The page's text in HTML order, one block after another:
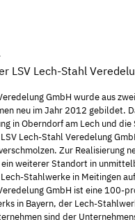
LSV Lech-Stahl
GmbH wurde aus
neu im Jahr 2012 gebildet.
in Oberndorf am Lech und
Lech-Stahl Veredelung
Zur Realisierung
weiterer Standort in
Stahlwerke in Meitingen
GmbH ist eine 100-
in Bayern, der Lech-
sind der